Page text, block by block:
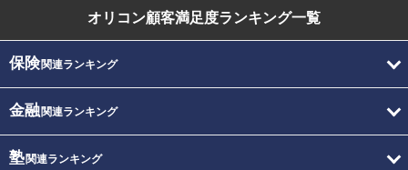
オリコン顧客満足度ランキング一覧
保険関連ランキング
金融関連ランキング
塾関連ランキング